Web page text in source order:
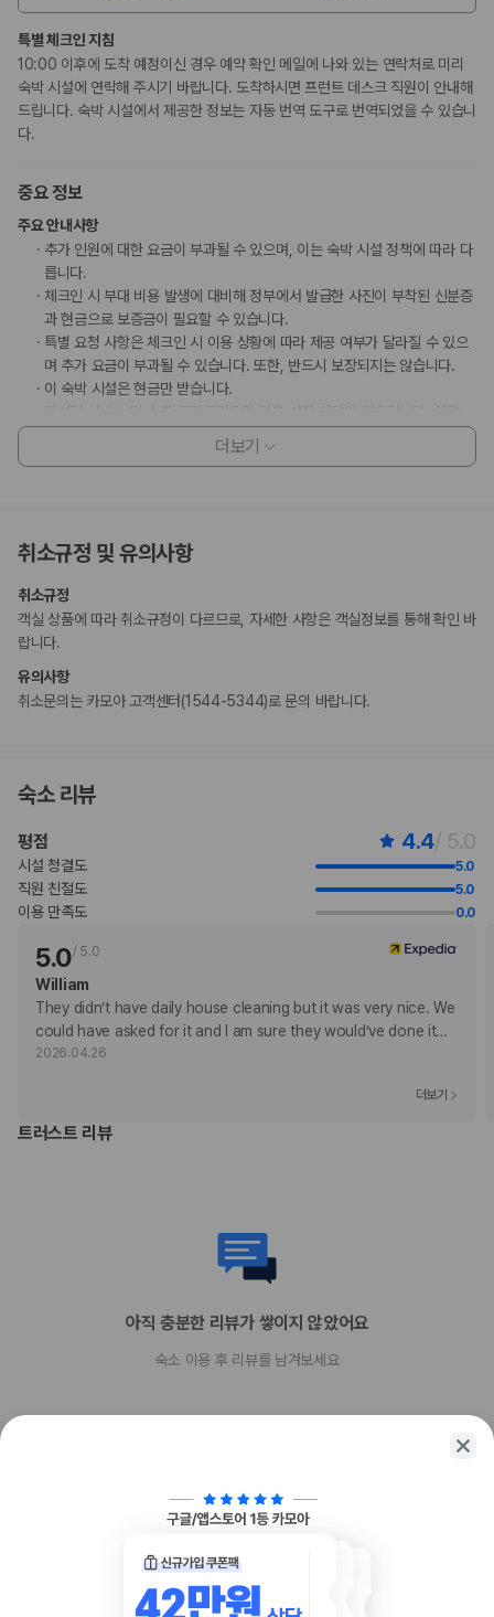
특별 체크인 지침
10:00 이후에 도착 예정이신 경우 예약 확인 메일에 나와 있는 연락처로 미리
숙박 시설에 연락해 주시기 바랍니다. 도착하시면 프런트 데스크 직원이 안내해
드립니다. 숙박 시설에서 제공한 정보는 자동 번역 도구로 번역되었을 수 있습니
다.
중요 정보
주요 안내사항
추가 인원에 대한 요금이 부과될 수 있으며, 이는 숙박 시설 정책에 따라 다
릅니다.
체크인 시 부대 비용 발생에 대비해 정부에서 발급한 사진이 부착된 신분증
과 현금으로 보증금이 필요할 수 있습니다.
특별 요청 사항은 체크인 시 이용 상황에 따라 제공 여부가 달라질 수 있으
며 추가 요금이 부과될 수 있습니다. 또한, 반드시 보장되지는 않습니다.
이 숙박 시설은 현금만 받습니다.
확인 메일에 나와 있는 연락처 정보로 도착 전에 호텔에 연락하여 예약하실
체크인 또는 체크아웃 시 숙박 시설에서 다음 요금을 청구할 수 있습니다(요금에
는 해당 세금이 포함될 수 있음).
체크인 전에 PHP 2000의 파손 보증금이 청구됩니다.
이 숙박 시설에서 제공한 모든 요금 정보가 포함되어 있습니다.
부가 정보
엘리베이터 없음
침대 시트 요금: 침대 1개당 PHP 150(숙박 기간 내 1회) 또는 고객이 직접
가져올 수 있음
타월 요금: 1인당 PHP 100(숙박 기간 내 1회) 또는 고객이 직접 가져올 수
있음
위 목록에 명시되지 않은 다른 항목이 있을 수 있습니다. 요금 및 보증금은 세전
금액일 수 있으며 변경될 수 있습니다.
현장 결제 유형 및 수단
직불카드 결제 불가
현금
장애인 안내 동물 동반 가능
더보기
취소규정 및 유의사항
취소규정
객실 상품에 따라 취소규정이 다르므로, 자세한 사항은 객실정보를 통해 확인 바
랍니다.
유의사항
취소문의는 카모아 고객센터(1544-5344)로 문의 바랍니다.
숙소 리뷰
평점 4.4/ 5.0
시설 청결도 5.0
직원 친절도 5.0
이용 만족도 0.0
5.0/ 5.0
William
They didn’t have daily house cleaning but it was very nice. We
could have asked for it and I am sure they would’ve done it…
2026.04.26
더보기
트러스트 리뷰
아직 충분한 리뷰가 쌓이지 않았어요
숙소 이용 후 리뷰를 남겨보세요
함께 가는 친구에게 정보를 공유해보세요